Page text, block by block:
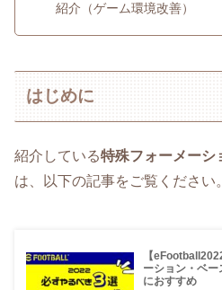
紹介（ゲーム環境改善）
はじめに
紹介している特殊フォーメーシ
は、以下の記事をご覧ください。
【
ーション・ベ
におすすめ